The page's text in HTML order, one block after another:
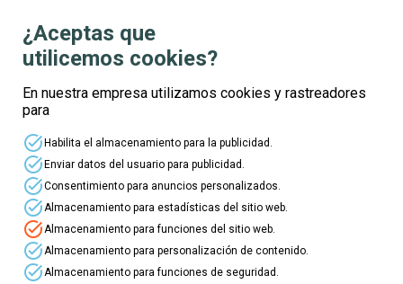
⭐ Descubre los
toppara profesionales del Sector Textil
Fórmate en TICs y haz despegar tu carrera.
⏩ Este sector incluye: Industria textil y de la
confección; Curtido; Industrias del calzado;
Marroquinería, repujados y similares; Industrias
de hormas, tacones, pisos y cambrillones.
¿Aceptas que
utilicemos cookies?
En nuestra empresa utilizamos cookies y rastreadores
para
task_altHabilita el almacenamiento para la publicidad.
task_altEnviar datos del usuario para publicidad.
task_altConsentimiento para anuncios personalizados.
task_alt Almacenamiento para estadísticas del sitio web.
task_alt Almacenamiento para funciones del sitio web.
task_alt Almacenamiento para personalización de contenido.
task_alt Almacenamiento para funciones de seguridad.